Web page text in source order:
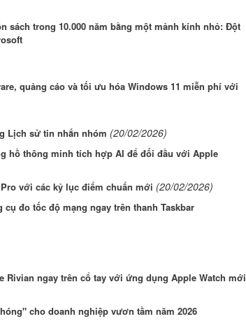
sách trong 10.000 năm bằng một mảnh kính nhỏ: Đột
quảng cáo và tối ưu hóa Windows 11 miễn phí với
Lịch sử tin nhắn nhóm (20/02/2026)
hồ thông minh tích hợp AI để đối đầu với Apple
với các kỷ lục điểm chuẩn mới (20/02/2026)
đo tốc độ mạng ngay trên thanh Taskbar
Rivian ngay trên cổ tay với ứng dụng Apple Watch mới
cho doanh nghiệp vươn tầm năm 2026